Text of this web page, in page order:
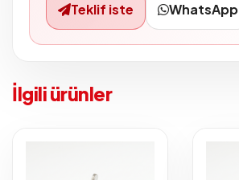
Teklif iste WhatsApp
İlgili ürünler